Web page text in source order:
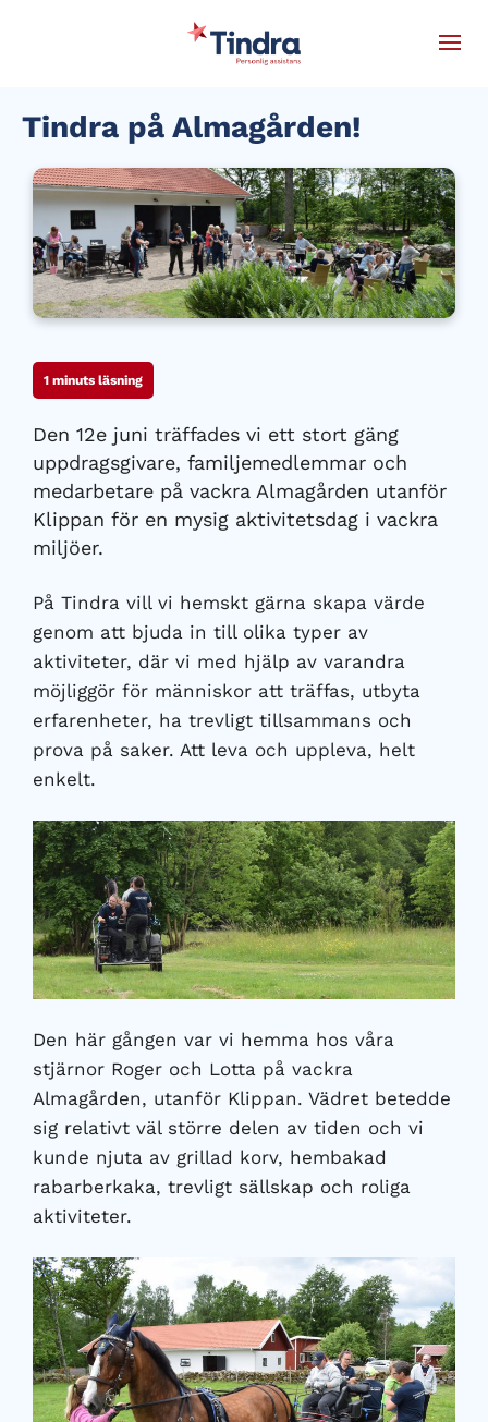
Tindra på Almagården!
1 minuts läsning
Den 12e juni träffades vi ett stort gäng
uppdragsgivare, familjemedlemmar och
medarbetare på vackra Almagården utanför
Klippan för en mysig aktivitetsdag i vackra
miljöer.
På Tindra vill vi hemskt gärna skapa värde
genom att bjuda in till olika typer av
aktiviteter, där vi med hjälp av varandra
möjliggör för människor att träffas, utbyta
erfarenheter, ha trevligt tillsammans och
prova på saker. Att leva och uppleva, helt
enkelt.
Den här gången var vi hemma hos våra
stjärnor Roger och Lotta på vackra
Almagården, utanför Klippan. Vädret betedde
sig relativt väl större delen av tiden och vi
kunde njuta av grillad korv, hembakad
rabarberkaka, trevligt sällskap och roliga
aktiviteter.